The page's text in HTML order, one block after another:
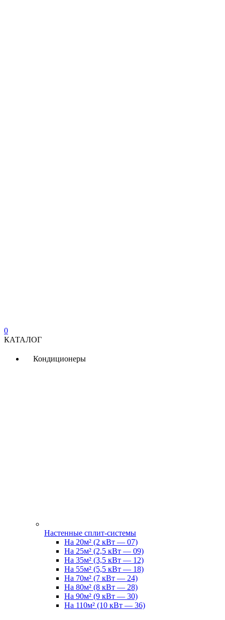
0
КАТАЛОГ
Кондиционеры
Настенные сплит-системы
На 20м² (2 кВт — 07)
На 25м² (2,5 кВт — 09)
На 35м² (3,5 кВт — 12)
На 55м² (5,5 кВт — 18)
На 70м² (7 кВт — 24)
На 80м² (8 кВт — 28)
На 90м² (9 кВт — 30)
На 110м² (10 кВт — 36)